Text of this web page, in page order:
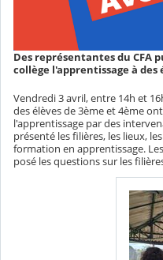
Des représentantes du CFA
collège l'apprentissage à des
Vendredi 3 avril, entre 14h et
des élèves de 3ème et 4ème
l'apprentissage par des
présenté les filières, les lieux,
formation en apprentissage.
posé les questions sur les